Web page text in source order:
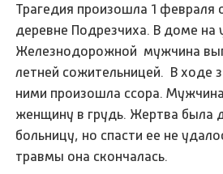
Трагедия произошла 1 февраля
деревне Подрезчиха. В доме на
Железнодорожной мужчина
летней сожительницей. В ходе
ними произошла ссора.
женщину в грудь. Жертва была
больницу, но спасти ее не
травмы она скончалась.